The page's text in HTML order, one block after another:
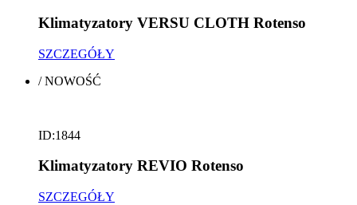
Klimatyzatory VERSU CLOTH Rotenso
SZCZEGÓŁY
/NOWOŚĆ
ID:1844
Klimatyzatory REVIO Rotenso
SZCZEGÓŁY